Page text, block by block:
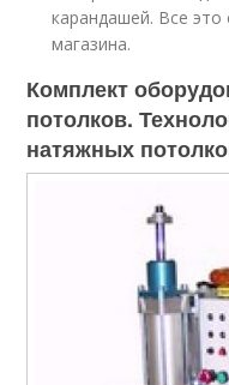
карандашей. Все это
магазина.
Комплект
потолков.
натяжных